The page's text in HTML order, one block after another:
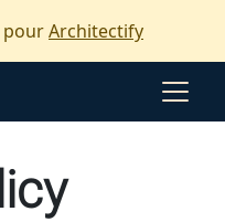
pourArchitectify